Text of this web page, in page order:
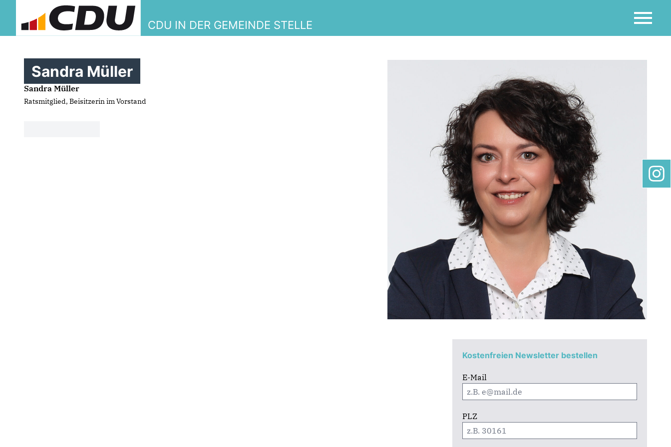
CDU IN DER GEMEINDE STELLE
Kostenfreien Newsletter bestellen
E-Mail
PLZ
Sandra Müller
Sandra Müller
Ratsmitglied, Beisitzerin im Vorstand